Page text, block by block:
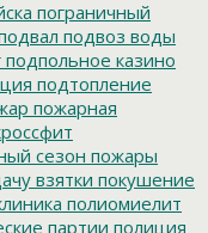
пограничный
подвоз воды
подпольное казино
подтопление
пожарная
сезон пожары
взятки покушение
полиомиелит
партии полиция